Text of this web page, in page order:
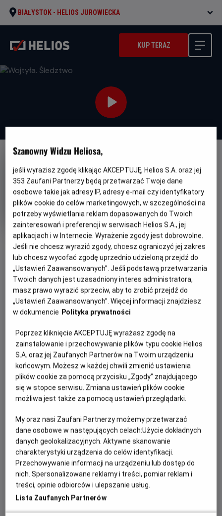
BIAŁYSTOK - HELIOS JUROWIECKA
KUP TERAZ
OBSERWUJ
Wojtyła. Śledztwo
Oryginalny
tytuł
Wojtyla. La investigacion Gatunek
Religijny /
Dokumentalny
Minimalny
wiek
Od 15 lat
Czas
trwania
79 min
Kraj
i
rok
produkcji
Hiszpania
PREMIERA
25 września 2020
REŻYSERIA SCENARIUSZ
WIĘCEJ SZCZEGÓŁÓW
OPIS FILMU
Nikt nie był fotografowany, nagrywany czy filmowany tak
często jak on. Nikt wcześniej nie spotkał się z przeszło
miliardem ludzi... Karol Wojtyła to prawdopodobnie
najbardziej publiczna postać w historii. Czy możliwe jest,
by powszechnej świadomości umknęło coś, co kryje się za
jego publicznym wizerunkiem? José María Zavala, reżyser
głośnej Tajemnicy Ojca Pio, ma osobiste powody, by
zmierzyć się tym razem z wielką postacią papieża Polaka.
W 1981 roku – o czym dowiadujemy się z filmu – jego
ojciec poświęcił życie za Jana Pawła II... Zavala w
zaskakujący i oryginalny sposób podchodzi do życia Karola
Wojtyły. Tam, gdzie wszyscy biografowie kończą swoje
dzieła – w momencie śmierci bohatera – on rozpoczyna
jeszcze ciekawszą opowieść. Przesłuchuje świadków,
których historie odkrywają siłę wstawiennictwa świętego
papieża: mężczyznę, którego matka chciała zabić,
Szanowny Widzu Heliosa,
jeśli wyrazisz zgodę klikając AKCEPTUJĘ, Helios S.A. oraz jej
353 Zaufani Partnerzy będą przetwarzać Twoje dane
osobowe takie jak adresy IP, adresy e-mail czy identyfikatory
plików cookie do celów marketingowych, w szczególności na
potrzeby wyświetlania reklam dopasowanych do Twoich
zainteresowań i preferencji w serwisach Helios S.A., jej
aplikacjach i w Internecie. Wyrażenie zgody jest dobrowolne.
Jeśli nie chcesz wyrazić zgody, chcesz ograniczyć jej zakres
lub chcesz wycofać zgodę uprzednio udzieloną przejdź do
„Ustawień Zaawansowanych”. Jeśli podstawą przetwarzania
Twoich danych jest uzasadniony interes administratora,
masz prawo wyrazić sprzeciw, aby to zrobić przejdź do
„Ustawień Zaawansowanych”. Więcej informacji znajdziesz
w dokumencie Polityka prywatności
Poprzez kliknięcie AKCEPTUJĘ wyrażasz zgodę na
zainstalowanie i przechowywanie plików typu cookie Helios
S.A. oraz jej Zaufanych Partnerów na Twoim urządzeniu
końcowym. Możesz w każdej chwili zmienić ustawienia
plików cookie za pomocą przycisku „Zgody” znajdującego
się w stopce serwisu. Zmiana ustawień plików cookie
możliwa jest także za pomocą ustawień przeglądarki.
My oraz nasi Zaufani Partnerzy możemy przetwarzać
dane osobowe w następujących celach:Użycie dokładnych
danych geolokalizacyjnych. Aktywne skanowanie
charakterystyki urządzenia do celów identyfikacji.
Przechowywanie informacji na urządzeniu lub dostęp do
nich. Spersonalizowane reklamy i treści, pomiar reklam i
treści, opinie odbiorców i ulepszanie usług.
Lista Zaufanych Partnerów